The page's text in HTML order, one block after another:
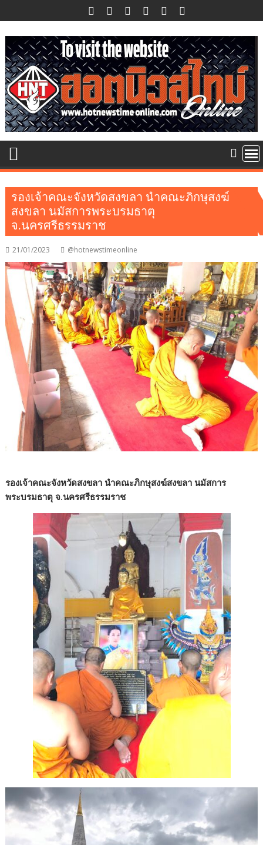
to
content
รองเจ้าคณะจังหวัดสงขลา นำคณะภิกษุสงฆ์
สงขลา นมัสการพระบรมธาตุ
จ.นครศรีธรรมราช
21/01/2023 @hotnewstimeonline
รองเจ้าคณะจังหวัดสงขลา นำคณะภิกษุสงฆ์สงขลา นมัสการ
พระบรมธาตุ จ.นครศรีธรรมราช